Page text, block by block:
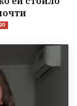
20